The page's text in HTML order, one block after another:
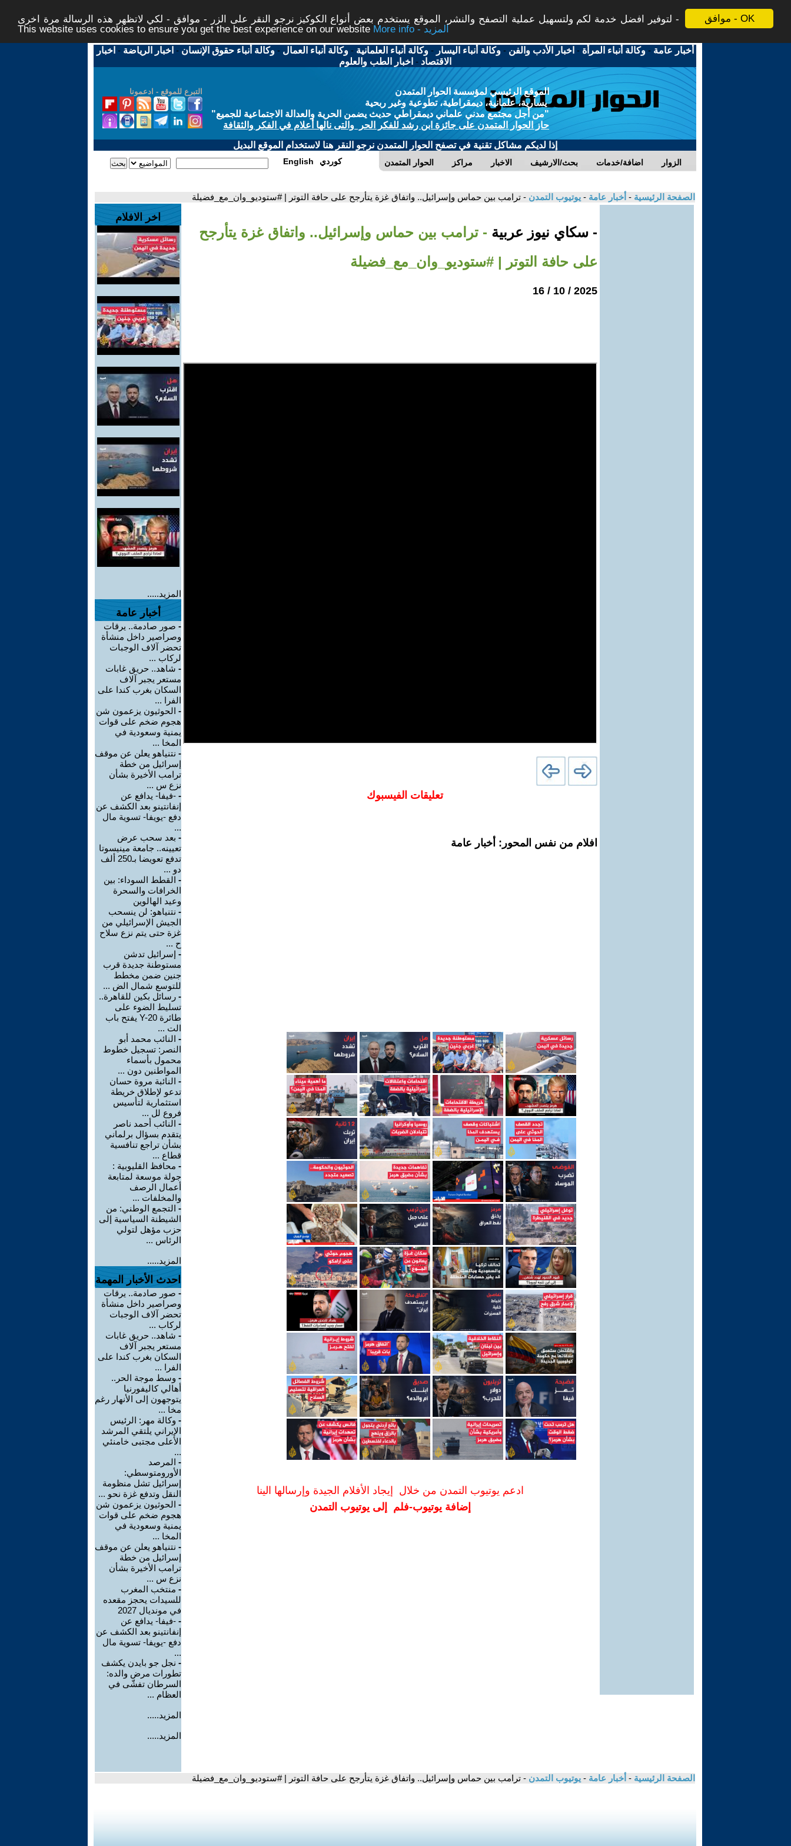
موافق - OK
لتوفير افضل خدمة لكم ولتسهيل عملية التصفح والنشر، الموقع يستخدم بعض أنواع الكوكيز نرجو النقر على الزر - موافق - لكي لاتظهر هذه الرسالة مرة اخرى -
This website uses cookies to ensure you get the best experience on our website
More info - المزيد
أخبار عامة -وكالة أنباء المرأة - اخبار الأدب والفن -وكالة أنباء اليسار -وكالة أنباء العلمانية -وكالة أنباء العمال -وكالة أنباء حقوق الإنسان - اخبار الرياضة - اخبار
الاقتصاد - اخبار الطب والعلوم
التبرع للموقع - ادعمونا
الموقع الرئيسي لمؤسسة الحوار المتمدن
يسارية، علمانية، ديمقراطية، تطوعية وغير ربحية
"من أجل مجتمع مدني علماني ديمقراطي حديث يضمن الحرية والعدالة الاجتماعية للجميع"
حاز الحوار المتمدن على جائزة ابن رشد للفكر الحر والتى نالها أعلام في الفكر والثقافة
إذا لديكم مشاكل تقنية في تصفح الحوار المتمدن نرجو النقر هنا لاستخدام الموقع البديل
الحوار المتمدن مراكز الاخبار بحث/الارشيف اضافة/خدمات الزوار English كوردي
الصفحة الرئيسية - أخبار عامة - يوتيوب التمدن - ترامب بين حماس وإسرائيل.. واتفاق غزة يتأرجح على حافة التوتر | #ستوديو_وان_مع_فضيلة
- سكاي نيوز عربية - ترامب بين حماس وإسرائيل.. واتفاق غزة يتأرجح
على حافة التوتر | #ستوديو_وان_مع_فضيلة
2025 / 10 / 16
تعليقات الفيسبوك
افلام من نفس المحور: أخبار عامة
ادعم يوتيوب التمدن من خلال إيجاد الأفلام الجيدة وإرسالها الينا
إضافة يوتيوب-فلم إلى يوتيوب التمدن
اخر الافلام
المزيد.....
أخبار عامة
- صور صادمة.. يرقات
وصراصير داخل منشأة
تحضر آلاف الوجبات
لركاب ...
- شاهد.. حريق غابات
مستعر يجبر آلاف
السكان بغرب كندا على
الفرا ...
- الحوثيون يزعمون شن
هجوم ضخم على قوات
يمنية وسعودية في
المخا ...
- نتنياهو يعلن عن موقف
إسرائيل من خطة
ترامب الأخيرة بشأن
نزع س ...
- -فيفا- يدافع عن
إنفانتينو بعد الكشف عن
دفع -يويفا- تسوية مال
...
- بعد سحب عرض
تعيينه.. جامعة مينيسوتا
تدفع تعويضا بـ250 ألف
دو ...
- القطط السوداء: بين
الخرافات والسحرة
وعيد الهالوين
- نتنياهو: لن ينسحب
الجيش الإسرائيلي من
غزة حتى يتم نزع سلاح
ح ...
- إسرائيل تدشن
مستوطنة جديدة قرب
جنين ضمن مخطط
للتوسع شمال الض ...
- رسائل بكين للقاهرة..
تسليط الضوء على
طائرة Y-20 يفتح باب
الت ...
- النائب محمد أبو
النصر: تسجيل خطوط
محمول بأسماء
المواطنين دون ...
- النائبة مروة حسان
تدعو لإطلاق خريطة
استثمارية لتأسيس
فروع لل ...
- النائب أحمد ناصر
يتقدم بسؤال برلماني
بشأن تراجع تنافسية
قطاع ...
- محافظ القليوبية :
جولة موسعة لمتابعة
أعمال الرصف
والمخلفات ...
- التجمع الوطني: من
الشيطنة السياسية إلى
حزب مؤهل لتولي
الرئاس ...
المزيد.....
احدث الأخبار المهمة
- صور صادمة.. يرقات
وصراصير داخل منشأة
تحضر آلاف الوجبات
لركاب ...
- شاهد.. حريق غابات
مستعر يجبر آلاف
السكان بغرب كندا على
الفرا ...
- وسط موجة الحر..
أهالي كاليفورنيا
يتوجهون إلى الأنهار رغم
مخا ...
- وكالة مهر: الرئيس
الإيراني يلتقي المرشد
الأعلى مجتبى خامنئي
...
- المرصد
الأورومتوسطي:
إسرائيل تشل منظومة
النقل وتدفع غزة نحو ...
- الحوثيون يزعمون شن
هجوم ضخم على قوات
يمنية وسعودية في
المخا ...
- نتنياهو يعلن عن موقف
إسرائيل من خطة
ترامب الأخيرة بشأن
نزع س ...
- منتخب المغرب
للسيدات يحجز مقعده
في مونديال 2027
- -فيفا- يدافع عن
إنفانتينو بعد الكشف عن
دفع -يويفا- تسوية مال
...
- نجل جو بايدن يكشف
تطورات مرض والده:
السرطان تفشّى في
العظام ...
المزيد.....
المزيد.....
الصفحة الرئيسية - أخبار عامة - يوتيوب التمدن - ترامب بين حماس وإسرائيل.. واتفاق غزة يتأرجح على حافة التوتر | #ستوديو_وان_مع_فضيلة